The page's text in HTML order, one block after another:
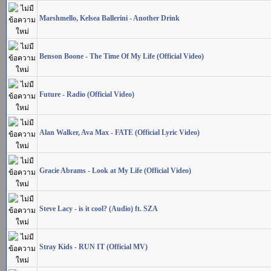
Marshmello, Kelsea Ballerini - Another Drink
Benson Boone - The Time Of My Life (Official Video)
Future - Radio (Official Video)
Alan Walker, Ava Max - FATE (Official Lyric Video)
Gracie Abrams - Look at My Life (Official Video)
Steve Lacy - is it cool? (Audio) ft. SZA
Stray Kids - RUN IT (Official MV)